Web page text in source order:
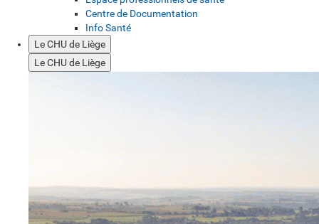
Centre de Documentation
Info Santé
Le CHU de Liège
Le CHU de Liège